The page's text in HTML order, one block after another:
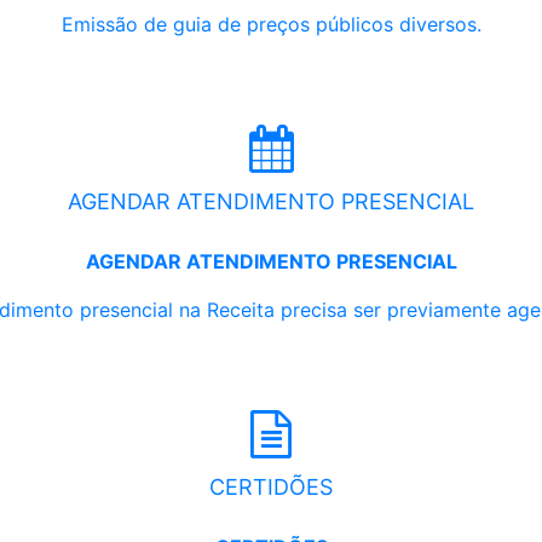
Emissão de guia de preços públicos diversos.
AGENDAR ATENDIMENTO PRESENCIAL
AGENDAR ATENDIMENTO PRESENCIAL
presencial na Receita precisa ser previamente
CERTIDÕES